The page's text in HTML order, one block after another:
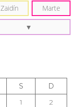
Marte
S
D
1
2